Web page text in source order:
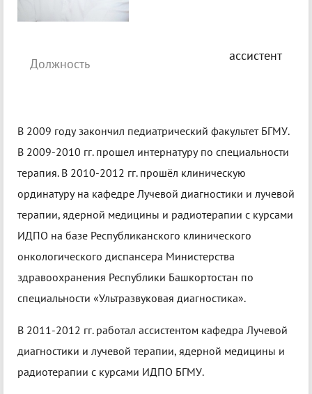
Должность
ассистент
В 2009 году закончил педиатрический факультет БГМУ.
В 2009-2010 гг. прошел интернатуру по специальности
терапия. В 2010-2012 гг. прошёл клиническую
ординатуру на кафедре Лучевой диагностики и лучевой
терапии, ядерной медицины и радиотерапии с курсами
ИДПО на базе Республиканского клинического
онкологического диспансера Министерства
здравоохранения Республики Башкортостан по
специальности «Ультразвуковая диагностика».
В 2011-2012 гг. работал ассистентом кафедра Лучевой
диагностики и лучевой терапии, ядерной медицины и
радиотерапии с курсами ИДПО БГМУ.